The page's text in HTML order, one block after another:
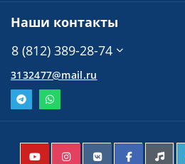
Наши контакты
8 (812) 389-28-74
3132477@mail.ru